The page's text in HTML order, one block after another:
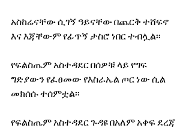
አስከሬናቸው ሲገኝ ዓይናቸው በጨርቅ ተሸፍኖ
እና እጃቸውም የፊጥኝ ታስሮ ነበር ተብሏል፡፡
የፍልስጤም አስተዳደር በሰዎቹ ላይ የግፍ
ግድያውን የፈፀመው የእስራኤል ጦር ነው ሲል
መክሰሱ ተሰምቷል፡፡
የፍልስጤም አስተዳደር ጉዳዩ በአለም አቀፍ ደረጃ